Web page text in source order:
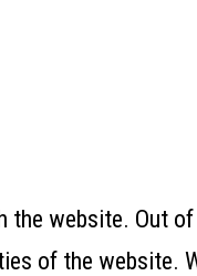
website. Out
of the website.